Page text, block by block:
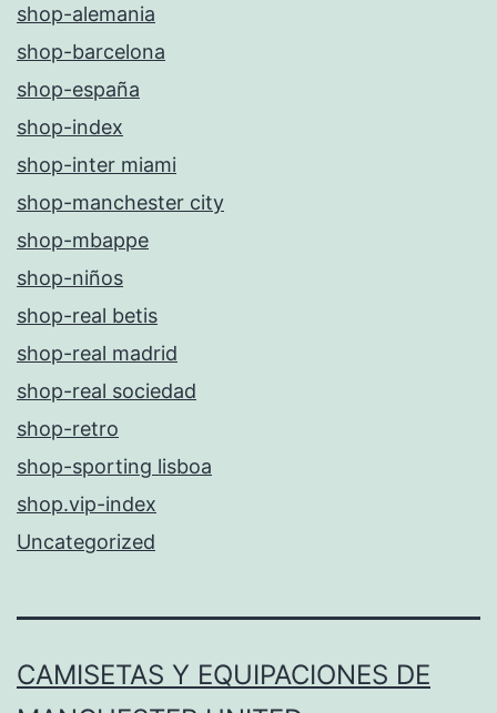
shop-alemania
shop-barcelona
shop-españa
shop-index
shop-inter miami
shop-manchester city
shop-mbappe
shop-niños
shop-real betis
shop-real madrid
shop-real sociedad
shop-retro
shop-sporting lisboa
shop.vip-index
Uncategorized
CAMISETAS Y EQUIPACIONES DE